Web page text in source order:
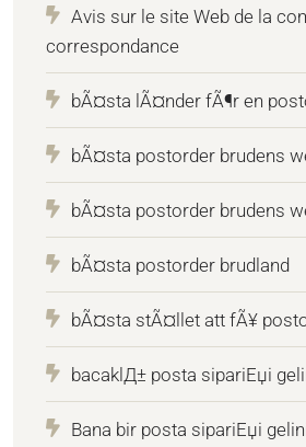
Avis sur le site Web de la
correspondance
bÃ¤sta lÃ¤nder fÃ¶r en
bÃ¤sta postorder brudens
bÃ¤sta postorder brudens
bÃ¤sta postorder brudland
bÃ¤sta stÃ¤llet att fÃ¥
bacaklД± posta sipariЕџi
Bana bir posta sipariЕџi